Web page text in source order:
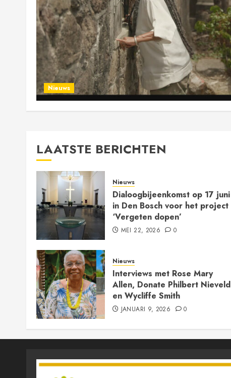
Nieuws
LAATSTE BERICHTEN
Nieuws
Dialoogbijeenkomst op 17 juni
in Den Bosch voor het project
‘Vergeten dopen’
MEI 22, 2026 0
Nieuws
Interviews met Rose Mary
Allen, Donate Philbert Nieveld
en Wycliffe Smith
JANUARI 9, 2026 0